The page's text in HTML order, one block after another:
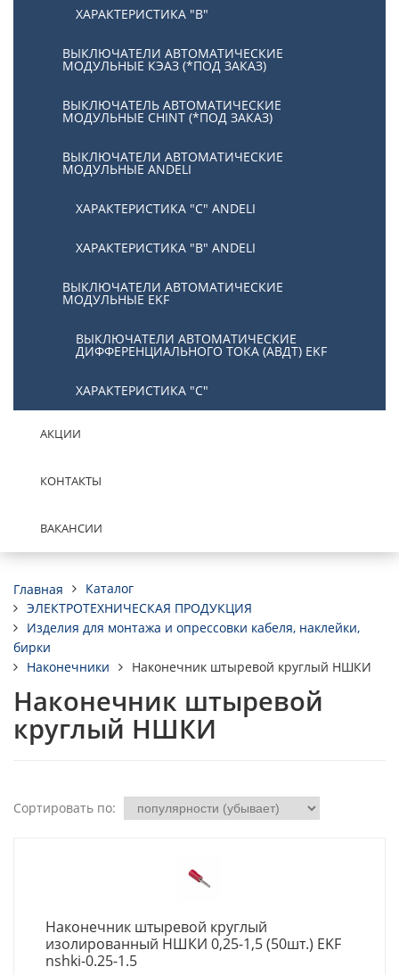
ХАРАКТЕРИСТИКА "В"
ВЫКЛЮЧАТЕЛИ АВТОМАТИЧЕСКИЕ
МОДУЛЬНЫЕ КЭАЗ (*ПОД ЗАКАЗ)
ВЫКЛЮЧАТЕЛЬ АВТОМАТИЧЕСКИЕ
МОДУЛЬНЫЕ CHINT (*ПОД ЗАКАЗ)
ВЫКЛЮЧАТЕЛИ АВТОМАТИЧЕСКИЕ
МОДУЛЬНЫЕ ANDELI
ХАРАКТЕРИСТИКА "C" ANDELI
ХАРАКТЕРИСТИКА "B" ANDELI
ВЫКЛЮЧАТЕЛИ АВТОМАТИЧЕСКИЕ
МОДУЛЬНЫЕ EKF
ВЫКЛЮЧАТЕЛИ АВТОМАТИЧЕСКИЕ
ДИФФЕРЕНЦИАЛЬНОГО ТОКА (АВДТ) EKF
ХАРАКТЕРИСТИКА "С"
АКЦИИ
КОНТАКТЫ
ВАКАНСИИ
Главная
Каталог
ЭЛЕКТРОТЕХНИЧЕСКАЯ ПРОДУКЦИЯ
Изделия для монтажа и опрессовки кабеля, наклейки,
бирки
Наконечники
Наконечник штыревой круглый НШКИ
Наконечник штыревой
круглый НШКИ
Сортировать по:
Наконечник штыревой круглый
изолированный НШКИ 0,25-1,5 (50шт.) EKF
nshki-0.25-1.5